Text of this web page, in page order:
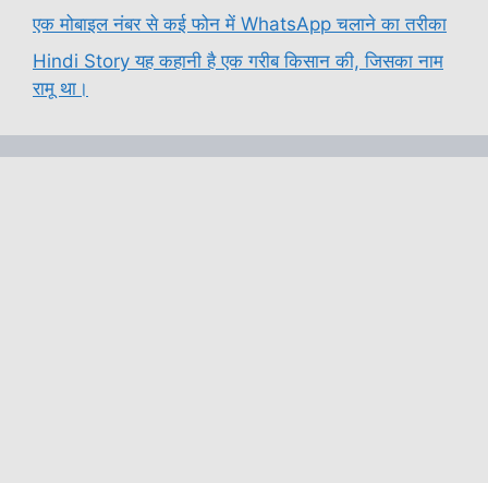
एक मोबाइल नंबर से कई फोन में WhatsApp चलाने का तरीका
Hindi Story यह कहानी है एक गरीब किसान की, जिसका नाम
रामू था।